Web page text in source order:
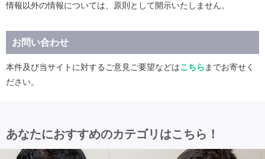
情報以外の情報については、原則として開示いたしません。
お問い合わせ
本件及び当サイトに対するご意見ご要望などはこちら までお寄せく
ださい。
あなたにおすすめのカテゴリはこちら！